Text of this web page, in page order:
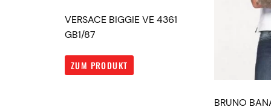
VERSACE BIGGIE VE 4361
GB1/87
ZUM PRODUKT
BRUNO